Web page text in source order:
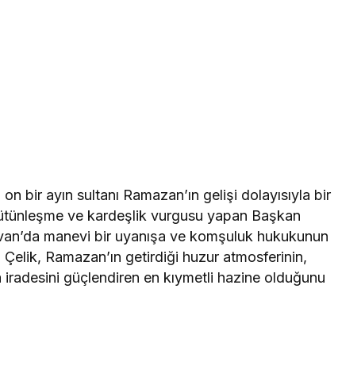
bir ayın sultanı Ramazan’ın gelişi dolayısıyla bir
ve kardeşlik vurgusu yapan Başkan
manevi bir uyanışa ve komşuluk hukukunun
Ramazan’ın getirdiği huzur atmosferinin,
iradesini güçlendiren en kıymetli hazine olduğunu